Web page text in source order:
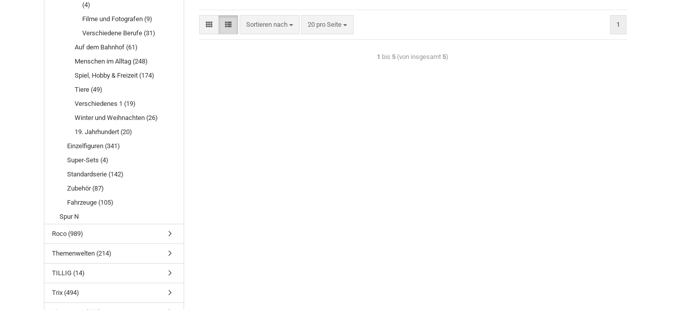
Sortieren nach 20 pro Seite 1
1 bis5 (von insgesamt5)
(4)
Filme und Fotografen (9)
Verschiedene Berufe (31)
Auf dem Bahnhof (61)
Menschen im Alltag (248)
Spiel, Hobby & Freizeit (174)
Tiere (49)
Verschiedenes 1 (19)
Winter und Weihnachten (26)
19. Jahrhundert (20)
Einzelfiguren (341)
Super-Sets (4)
Standardserie (142)
Zubehör (87)
Fahrzeuge (105)
Spur N
Roco (989)
Themenwelten (214)
TILLIG (14)
Trix (494)